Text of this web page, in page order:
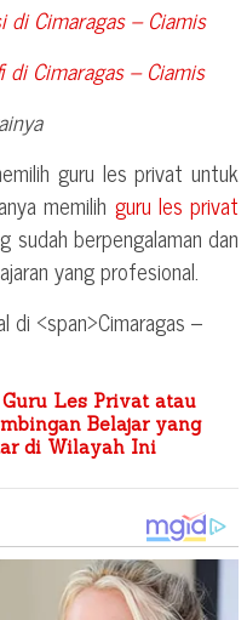
diCimaragas – Ciamis
diCimaragas – Ciamis
guru les privat untuk
memilih guru les privat
sudah berpengalaman dan
yang profesional.
Les Privat atau
Belajar yang
di Wilayah Ini